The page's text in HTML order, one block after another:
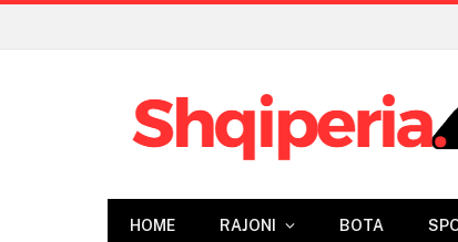
HOME RAJONI BOTA